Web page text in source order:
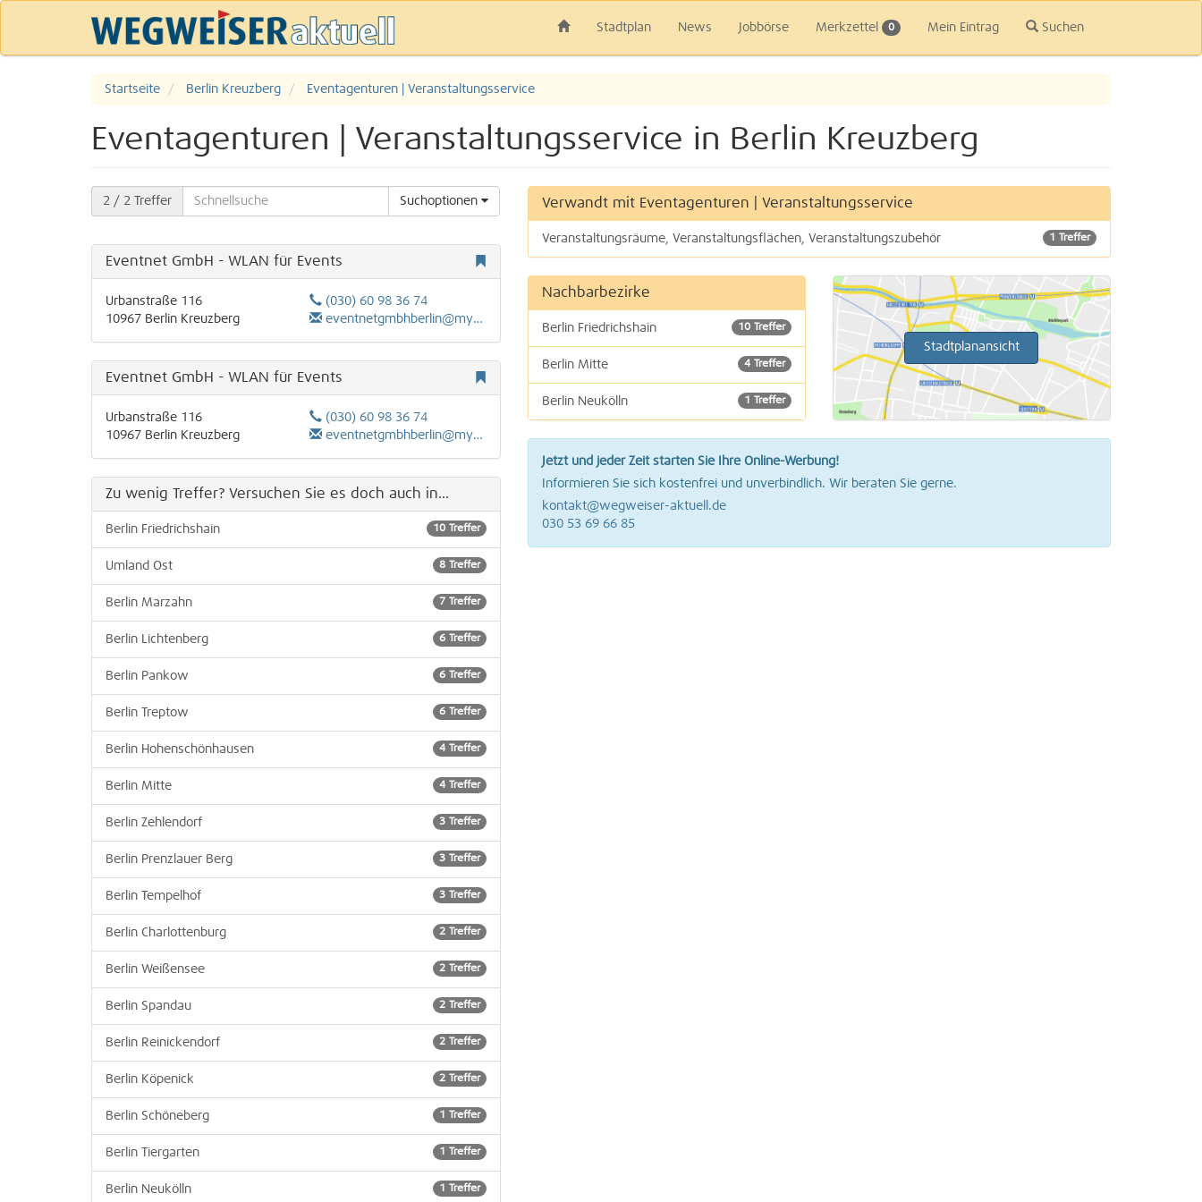
Stadtplan News Jobbörse Merkzettel 0 Mein Eintrag Suchen
Startseite Berlin Kreuzberg Eventagenturen | Veranstaltungsservice
Eventagenturen | Veranstaltungsservice in Berlin Kreuzberg
2 / 2 Treffer Suchoptionen
Eventnet GmbH - WLAN für Events
Urbanstraße 116
10967 Berlin Kreuzberg
(030) 60 98 36 74
eventnetgmbhberlin@mybizemailpro.com
Eventnet GmbH - WLAN für Events
Urbanstraße 116
10967 Berlin Kreuzberg
(030) 60 98 36 74
eventnetgmbhberlin@mybizemailpro.com
Zu wenig Treffer? Versuchen Sie es doch auch in...
10 Treffer
Berlin Friedrichshain
8 Treffer
Umland Ost
7 Treffer
Berlin Marzahn
6 Treffer
Berlin Lichtenberg
6 Treffer
Berlin Pankow
6 Treffer
Berlin Treptow
4 Treffer
Berlin Hohenschönhausen
4 Treffer
Berlin Mitte
3 Treffer
Berlin Zehlendorf
3 Treffer
Berlin Prenzlauer Berg
3 Treffer
Berlin Tempelhof
2 Treffer
Berlin Charlottenburg
2 Treffer
Berlin Weißensee
2 Treffer
Berlin Spandau
2 Treffer
Berlin Reinickendorf
2 Treffer
Berlin Köpenick
1 Treffer
Berlin Schöneberg
1 Treffer
Berlin Tiergarten
1 Treffer
Berlin Neukölln
Verwandt mit Eventagenturen | Veranstaltungsservice
1 Treffer
Veranstaltungsräume, Veranstaltungsflächen, Veranstaltungszubehör
Nachbarbezirke
10 Treffer
Berlin Friedrichshain
4 Treffer
Berlin Mitte
1 Treffer
Berlin Neukölln
1 Treffer
Berlin Schöneberg
Berlin Tempelhof
Berlin Tiergarten
6 Treffer
Berlin Treptow
Stadtplanansicht
Jetzt und jeder Zeit starten Sie Ihre Online-Werbung!
Informieren Sie sich kostenfrei und unverbindlich. Wir beraten Sie gerne.
kontakt@wegweiser-aktuell.de
030 53 69 66 85